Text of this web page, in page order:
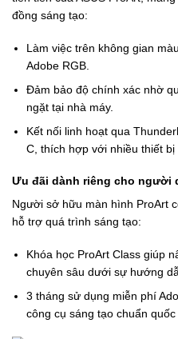
đồng sáng tạo:
Làm việc trên không gian
Adobe RGB.
Đảm bảo độ chính xác nhờ
ngặt tại nhà máy.
Kết nối linh hoạt qua
C, thích hợp với nhiều thiết bị
Ưu đãi dành riêng cho người
Người sở hữu màn hình ProArt
hỗ trợ quá trình sáng tạo:
Khóa học ProArt Class giúp
chuyên sâu dưới sự hướng
3 tháng sử dụng miễn phí
công cụ sáng tạo chuẩn quốc